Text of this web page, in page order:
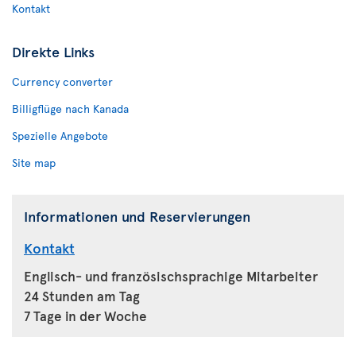
Kontakt
Direkte Links
Currency converter
Billigflüge nach Kanada
Spezielle Angebote
Site map
Informationen und Reservierungen
Kontakt
Englisch- und französischsprachige Mitarbeiter
24 Stunden am Tag
7 Tage in der Woche